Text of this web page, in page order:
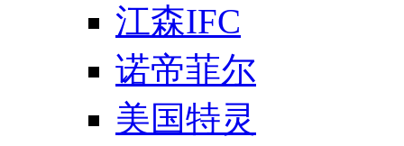
江森IFC
诺帝菲尔
美国特灵